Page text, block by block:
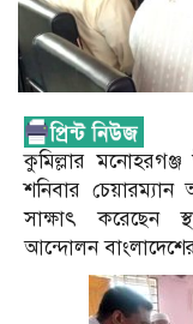
কুমিল্লার
শনিবার
সাক্ষাৎ করেছেন
আন্দোলন